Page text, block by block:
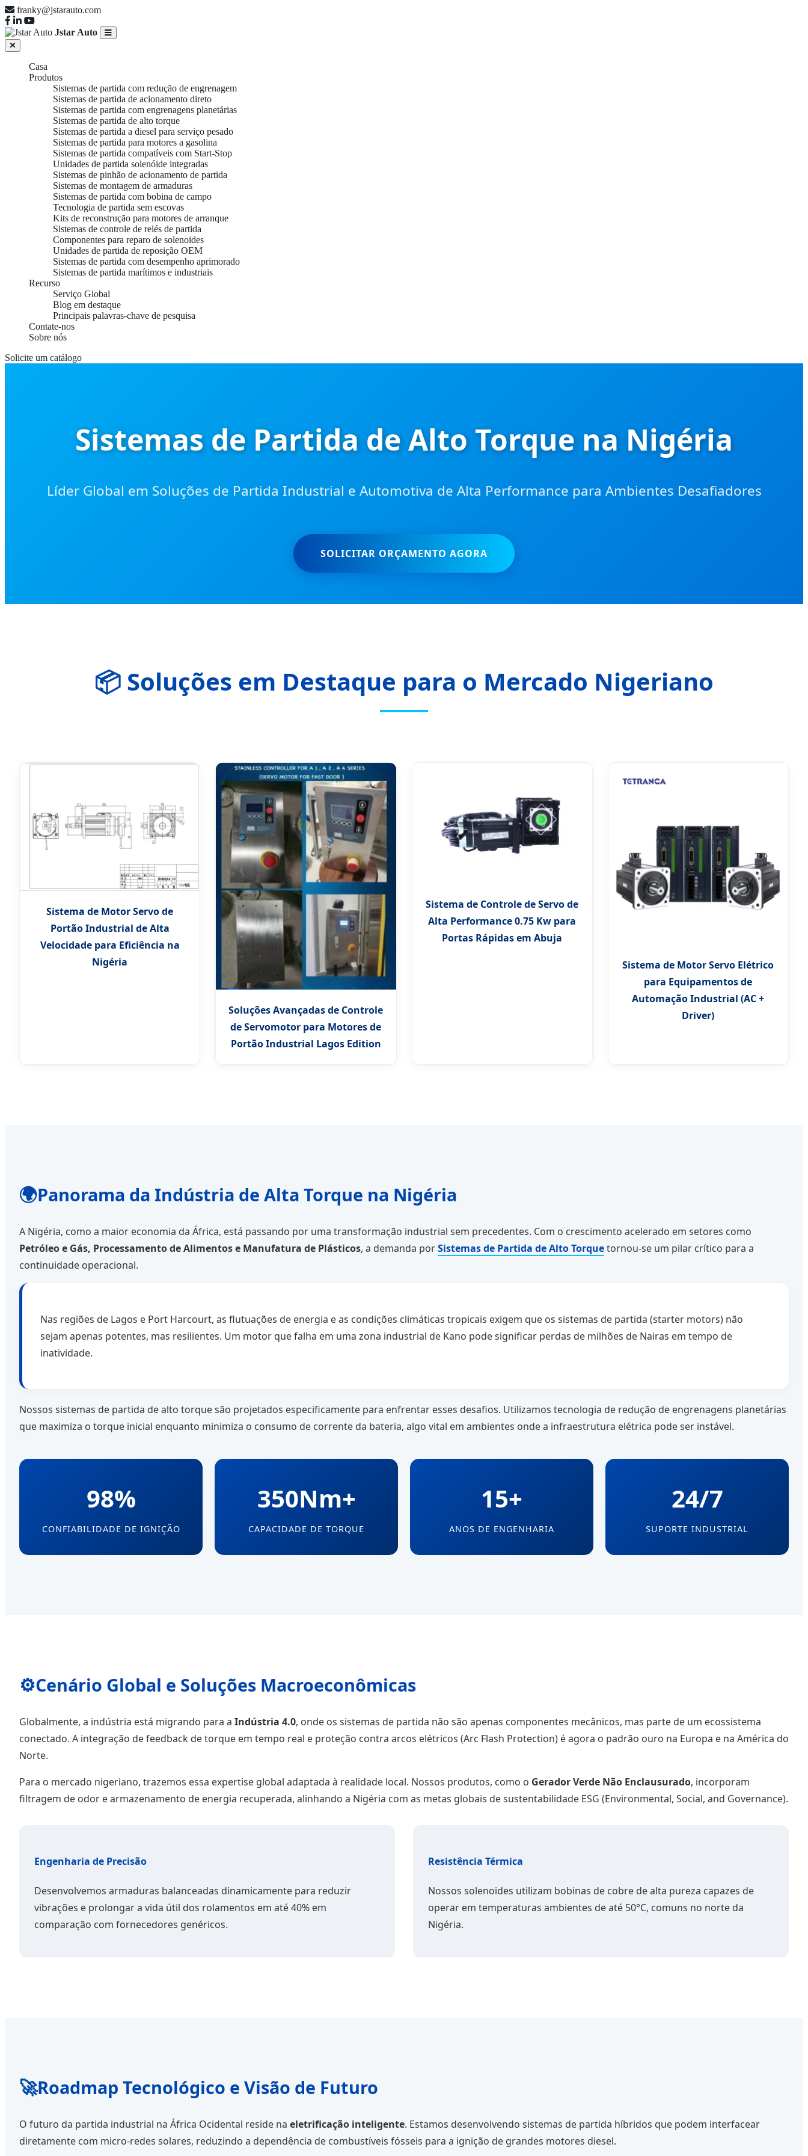
franky@jstarauto.com
Jstar Auto
Casa
Produtos
Sistemas de partida com redução de engrenagem
Sistemas de partida de acionamento direto
Sistemas de partida com engrenagens planetárias
Sistemas de partida de alto torque
Sistemas de partida a diesel para serviço pesado
Sistemas de partida para motores a gasolina
Sistemas de partida compatíveis com Start-Stop
Unidades de partida solenóide integradas
Sistemas de pinhão de acionamento de partida
Sistemas de montagem de armaduras
Sistemas de partida com bobina de campo
Tecnologia de partida sem escovas
Kits de reconstrução para motores de arranque
Sistemas de controle de relés de partida
Componentes para reparo de solenoides
Unidades de partida de reposição OEM
Sistemas de partida com desempenho aprimorado
Sistemas de partida marítimos e industriais
Recurso
Serviço Global
Blog em destaque
Principais palavras-chave de pesquisa
Contate-nos
Sobre nós
Solicite um catálogo
Sistemas de Partida de Alto Torque na Nigéria
Líder Global em Soluções de Partida Industrial e Automotiva de Alta Performance para Ambientes Desafiadores
SOLICITAR ORÇAMENTO AGORA
📦 Soluções em Destaque para o Mercado Nigeriano
Sistema de Motor Servo de
Portão Industrial de Alta
Velocidade para Eficiência na
Nigéria
Soluções Avançadas de Controle
de Servomotor para Motores de
Portão Industrial Lagos Edition
Sistema de Controle de Servo de
Alta Performance 0.75 Kw para
Portas Rápidas em Abuja
Sistema de Motor Servo Elétrico
para Equipamentos de
Automação Industrial (AC +
Driver)
🌍Panorama da Indústria de Alta Torque na Nigéria
A Nigéria, como a maior economia da África, está passando por uma transformação industrial sem precedentes. Com o crescimento acelerado em setores como
Petróleo e Gás, Processamento de Alimentos e Manufatura de Plásticos, a demanda porSistemas de Partida de Alto Torquetornou-se um pilar crítico para a
continuidade operacional.
Nas regiões de Lagos e Port Harcourt, as flutuações de energia e as condições climáticas tropicais exigem que os sistemas de partida (starter motors) não
sejam apenas potentes, mas resilientes. Um motor que falha em uma zona industrial de Kano pode significar perdas de milhões de Nairas em tempo de
inatividade.
Nossos sistemas de partida de alto torque são projetados especificamente para enfrentar esses desafios. Utilizamos tecnologia de redução de engrenagens planetárias
que maximiza o torque inicial enquanto minimiza o consumo de corrente da bateria, algo vital em ambientes onde a infraestrutura elétrica pode ser instável.
98%
CONFIABILIDADE DE IGNIÇÃO
350Nm+
CAPACIDADE DE TORQUE
15+
ANOS DE ENGENHARIA
24/7
SUPORTE INDUSTRIAL
⚙️Cenário Global e Soluções Macroeconômicas
Globalmente, a indústria está migrando para a Indústria 4.0, onde os sistemas de partida não são apenas componentes mecânicos, mas parte de um ecossistema
conectado. A integração de feedback de torque em tempo real e proteção contra arcos elétricos (Arc Flash Protection) é agora o padrão ouro na Europa e na América do
Norte.
Para o mercado nigeriano, trazemos essa expertise global adaptada à realidade local. Nossos produtos, como o Gerador Verde Não Enclausurado, incorporam
filtragem de odor e armazenamento de energia recuperada, alinhando a Nigéria com as metas globais de sustentabilidade ESG (Environmental, Social, and Governance).
Engenharia de Precisão
Desenvolvemos armaduras balanceadas dinamicamente para reduzir
vibrações e prolongar a vida útil dos rolamentos em até 40% em
comparação com fornecedores genéricos.
Resistência Térmica
Nossos solenoides utilizam bobinas de cobre de alta pureza capazes de
operar em temperaturas ambientes de até 50°C, comuns no norte da
Nigéria.
🚀Roadmap Tecnológico e Visão de Futuro
O futuro da partida industrial na África Ocidental reside na eletrificação inteligente. Estamos desenvolvendo sistemas de partida híbridos que podem interfacear
diretamente com micro-redes solares, reduzindo a dependência de combustíveis fósseis para a ignição de grandes motores diesel.